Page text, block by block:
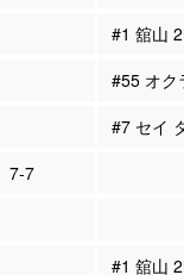
#1 舘山
#55 オク
#7 セイ
7-7
#1 舘山